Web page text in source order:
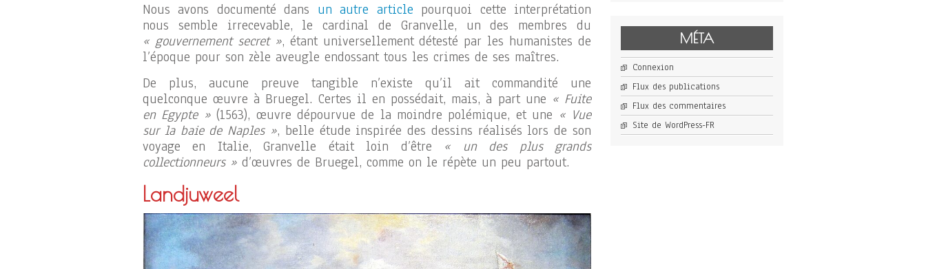
Nous avons documenté dans un autre article pourquoi cette interprétation
nous semble irrecevable, le cardinal de Granvelle, un des membres du
« gouvernement secret », étant universellement détesté par les humanistes de
l’époque pour son zèle aveugle endossant tous les crimes de ses maîtres.
De plus, aucune preuve tangible n’existe qu’il ait commandité une
quelconque œuvre à Bruegel. Certes il en possédait, mais, à part une « Fuite
en Egypte »(1563), œuvre dépourvue de la moindre polémique, et une « Vue
sur la baie de Naples », belle étude inspirée des dessins réalisés lors de son
voyage en Italie, Granvelle était loin d’être « un des plus grands
collectionneurs » d’œuvres de Bruegel, comme on le répète un peu partout.
Landjuweel
MÉTA
Connexion
Flux des publications
Flux des commentaires
Site de WordPress-FR